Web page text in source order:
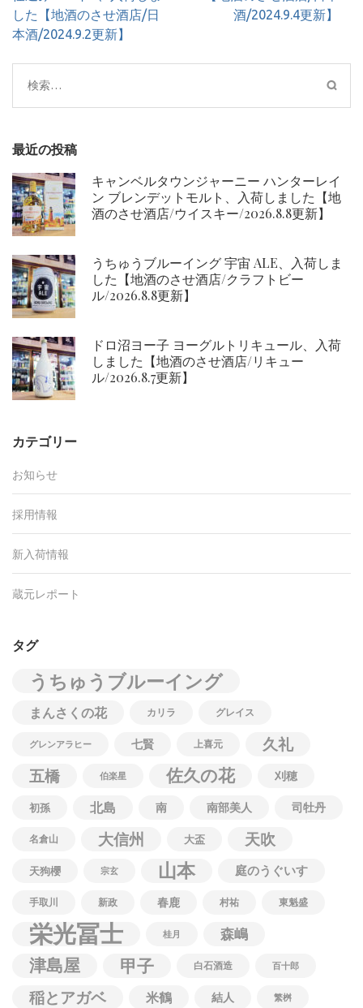
ビ
ゲ
ョ
ン
した【地酒のさせ酒店/日
本酒/2024.9.2更新】
酒/2024.9.4更新】
検
索:
最近の投稿
キャンベルタウンジャーニー ハンターレイ
ン ブレンデットモルト、入荷しました【地
酒のさせ酒店/ウイスキー/2026.8.8更新】
うちゅうブルーイング 宇宙 ALE、入荷しま
した【地酒のさせ酒店/クラフトビー
ル/2026.8.8更新】
ドロ沼ヨー子 ヨーグルトリキュール、入荷
しました【地酒のさせ酒店/リキュー
ル/2026.8.7更新】
カテゴリー
お知らせ
採用情報
新入荷情報
蔵元レポート
タグ
うちゅうブルーイング
まんさくの花 カリラ グレイス
グレンアラヒー 七賢 上喜元
久礼
五橋
伯楽星 佐久の花 刈穂
初孫 北島 南 南部美人 司牡丹
名倉山 大信州 大盃 天吹
天狗櫻 宗玄 山本 庭のうぐいす
手取川 新政 春鹿 村祐 東魁盛
栄光冨士 桂月 森嶋
津島屋 甲子 白石酒造 百十郎
稲とアガベ 米鶴 結人 繁桝